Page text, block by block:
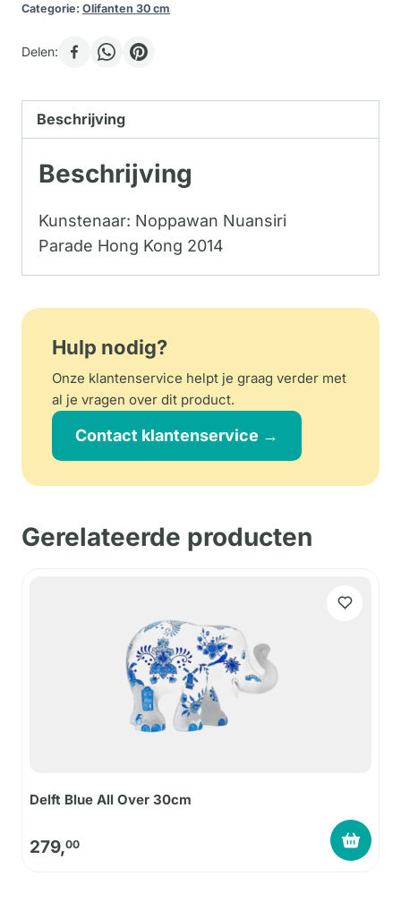
Categorie: Olifanten 30 cm
Delen:
Beschrijving
Beschrijving
Kunstenaar: Noppawan Nuansiri
Parade Hong Kong 2014
Hulp nodig?
Onze klantenservice helpt je graag verder met
al je vragen over dit product.
Contact klantenservice →
Gerelateerde producten
Delft Blue All Over 30cm
279,00